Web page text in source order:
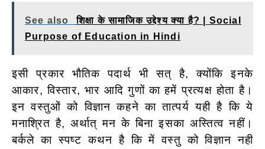
See also
शिक्षा के सामाजिक उद्देश्य क्या है? | Social
Purpose of Education in Hindi
इसी प्रकार भौतिक पदार्थ भी सत् है, क्योंकि इनके
आकार, विस्तार, भार आदि गुणों का हमें प्रत्यक्ष होता है।
इन वस्तुओं को विज्ञान कहने का तात्पर्य यही है कि ये
मनाश्रित है, अर्थात् मन के बिनाइसका अस्तित्व नहीं।
बर्कले का स्पष्ट कथन है कि में वस्तु को विज्ञान नही